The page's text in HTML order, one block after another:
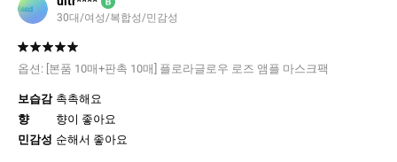
30대/여성/복합성/민감성
옵션: [본품 10매+판촉 10매] 플로라글로우 로즈 앰플 마스크팩
보습감 촉촉해요
향
향이 좋아요
민감성 순해서 좋아요